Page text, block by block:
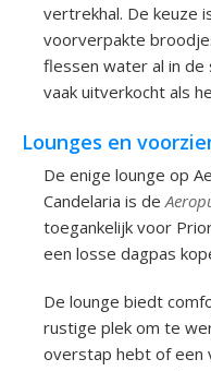
vertrekhal. De keuze
voorverpakte
flessen water al in de
vaak uitverkocht als
Lounges en
De enige lounge op
Candelaria is de
toegankelijk voor
een losse dagpas
De lounge biedt
rustige plek om te
overstap hebt of een